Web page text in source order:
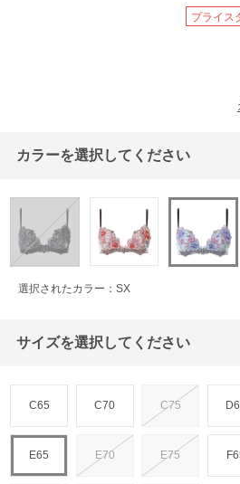
プライス
カラーを選択してください
選択されたカラー：SX
サイズを選択してください
C65 C70 C75
E65 E70 E75